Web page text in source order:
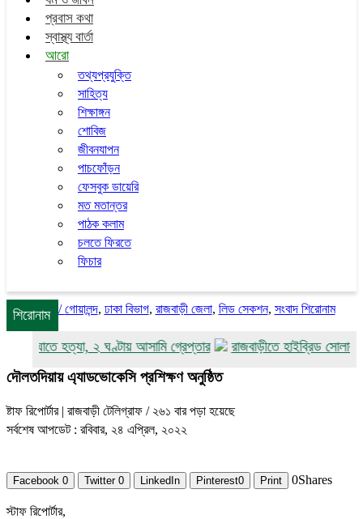
প্রবাস কথা
স্বাস্থ্য বার্তা
আরো
তথ্যপ্রযুক্তি
সাহিত্য
শিক্ষাঙ্গন
শোবিজ
জীবনযাপন
পাচফোঁড়ন
ফেসবুক ডায়েরি
মত মতান্তর
পাঠক কলাম
চলতে ফিরতে
ফিচার
শিরোনাম
হত্যা, ২ ঘণ্টায় আসামি গ্রেপ্তার
রাজবাড়ীতে হাইব্রিড
/গোয়ালন্দ, ঢাকা বিভাগ, রাজবাড়ী জেলা, লিড সেকশন, সংবাদ শিরোনাম
দৌলতদিয়ায় এ‍্যাডভোকেসি প্রশিক্ষণ অনুষ্ঠিত
ষ্টাফ রিপোর্টার | রাজবাড়ী টেলিগ্রাফ / ২৬১ বার পড়া হয়েছে
সর্বশেষ আপডেট : রবিবার, ২৪ এপ্রিল, ২০২২
Facebook 0 Twitter 0 LinkedIn Pinterest0 Print 0Shares
স্টাফ রিপোর্টার,